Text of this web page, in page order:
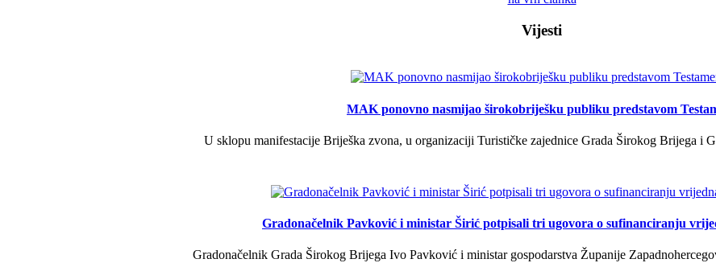
Vijesti
MAK ponovno nasmijao širokobriješku publiku predstavom
U sklopu manifestacije Briješka zvona, u organizaciji Turističke zajednice Grada Širokog Brijega i
Gradonačelnik Pavković i ministar Širić potpisali tri ugovora o sufinanciranju
Gradonačelnik Grada Širokog Brijega Ivo Pavković i ministar gospodarstva Županije